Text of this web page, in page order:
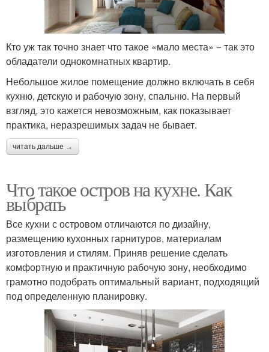
Кто уж так точно знает что такое «мало места» − так это
обладатели однокомнатных квартир.
Небольшое жилое помещение должно включать в себя
кухню, детскую и рабочую зону, спальню. На первый
взгляд, это кажется невозможным, как показывает
практика, неразрешимых задач не бывает.
читать дальше →
Что такое остров на кухне. Как
выбрать
Все кухни с островом отличаются по дизайну,
размещению кухонных гарнитуров, материалам
изготовления и стилям. Приняв решение сделать
комфортную и практичную рабочую зону, необходимо
грамотно подобрать оптимальный вариант, подходящий
под определенную планировку.